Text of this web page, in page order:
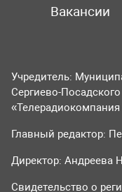
Вакансии
Учредитель:
Сергиево-
Главный редактор:
Директор: Андреева
Свидетельство о